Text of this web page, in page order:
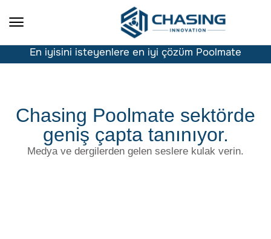
En iyisini isteyenlere en iyi çözüm Poolmate
Chasing Poolmate sektörde
geniş çapta tanınıyor.
Medya ve dergilerden gelen seslere kulak verin.